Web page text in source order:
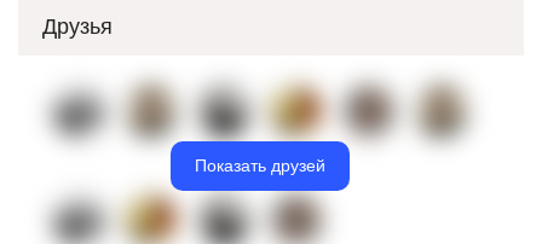
Друзья
Показать друзей